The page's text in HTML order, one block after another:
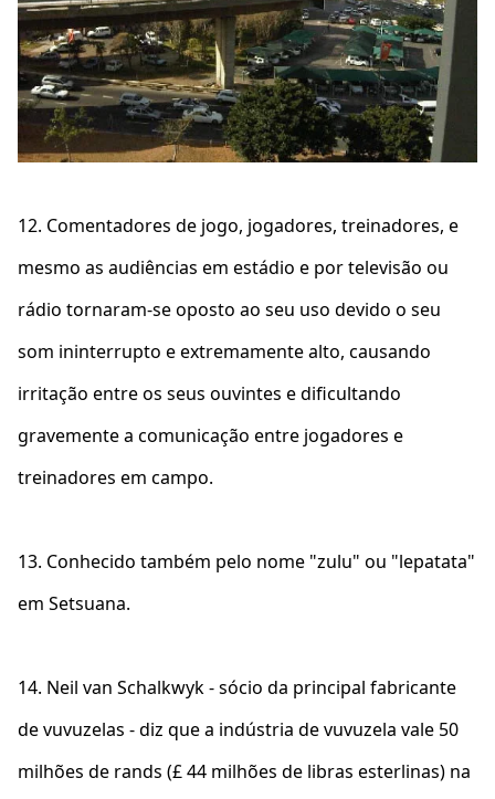
12. Comentadores de jogo, jogadores, treinadores, e
mesmo as audiências em estádio e por televisão ou
rádio tornaram-se oposto ao seu uso devido o seu
som ininterrupto e extremamente alto, causando
irritação entre os seus ouvintes e dificultando
gravemente a comunicação entre jogadores e
treinadores em campo.
13. Conhecido também pelo nome "zulu" ou "lepatata"
em Setsuana.
14. Neil van Schalkwyk - sócio da principal fabricante
de vuvuzelas - diz que a indústria de vuvuzela vale 50
milhões de rands (£ 44 milhões de libras esterlinas) na